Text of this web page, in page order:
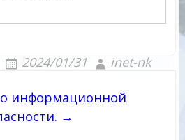
2024/01/31 inet-nk
информационной
→